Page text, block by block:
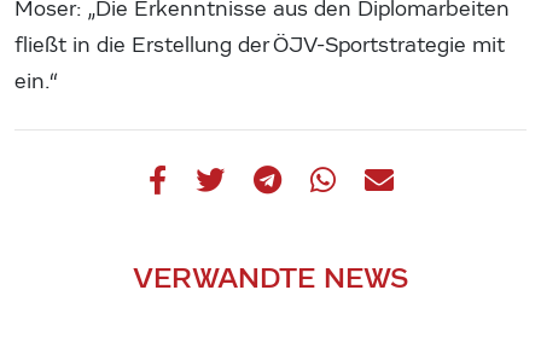
Moser: „Die Erkenntnisse aus den Diplomarbeiten
fließt in die Erstellung der ÖJV-Sportstrategie mit
ein.“
VERWANDTE NEWS